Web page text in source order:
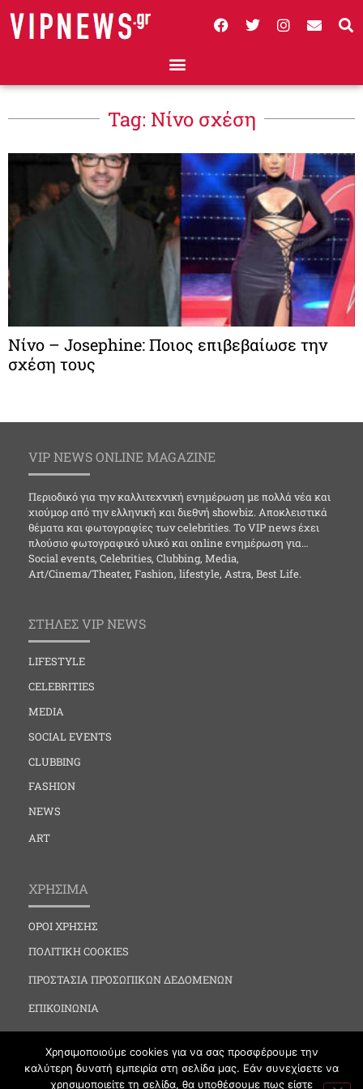
Tag: Νίνο σχέση
Νίνο – Josephine: Ποιος επιβεβαίωσε την
σχέση τους
VIP NEWS ONLINE MAGAZINE
Περιοδικό για την καλλιτεχνική ενημέρωση με πολλά νέα και
χιούμορ από την ελληνική και διεθνή showbiz. Αποκλειστικά
θέματα και φωτογραφίες των celebrities. Το VIP news έχει
πλούσιο φωτογραφικό υλικό και online ενημέρωση για…
Social events, Celebrities, Clubbing, Media,
Art/Cinema/Theater, Fashion, lifestyle, Astra, Best Life.
ΣΤΗΛΕΣ VIP NEWS
LIFESTYLE
CELEBRITIES
MEDIA
SOCIAL EVENTS
CLUBBING
FASHION
NEWS
ART
ΧΡΗΣΙΜΑ
ΟΡΟΙ ΧΡΗΣΗΣ
ΠΟΛΙΤΙΚΗ COOKIES
ΠΡΟΣΤΑΣΙΑ ΠΡΟΣΩΠΙΚΩΝ ΔΕΔΟΜΕΝΩΝ
ΕΠΙΚΟΙΝΩΝΙΑ
Χρησιμοποιούμε cookies για να σας προσφέρουμε την
καλύτερη δυνατή εμπειρία στη σελίδα μας. Εάν συνεχίσετε να
χρησιμοποιείτε τη σελίδα, θα υποθέσουμε πως είστε